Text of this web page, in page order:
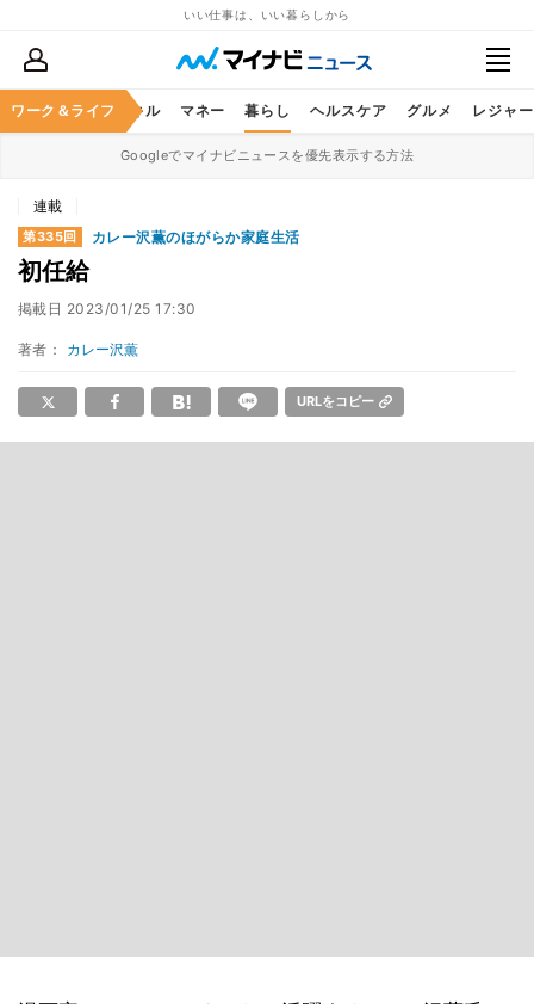
いい仕事は、いい暮らしから
ワーク＆ライフ
ア ビジネススキル マネー 暮らし ヘルスケア グルメ レジャー
Googleでマイナビニュースを優先表示する方法
連載
第335回 カレー沢薫のほがらか家庭生活
初任給
掲載日 2023/01/25 17:30
著者： カレー沢薫
URLをコピー